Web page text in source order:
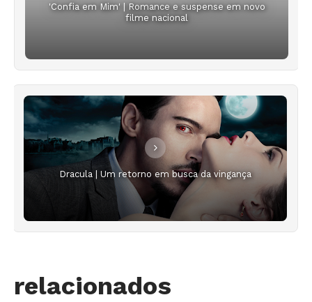
'Confia em Mim' | Romance e suspense em novo
filme nacional
Dracula | Um retorno em busca da vingança
relacionados